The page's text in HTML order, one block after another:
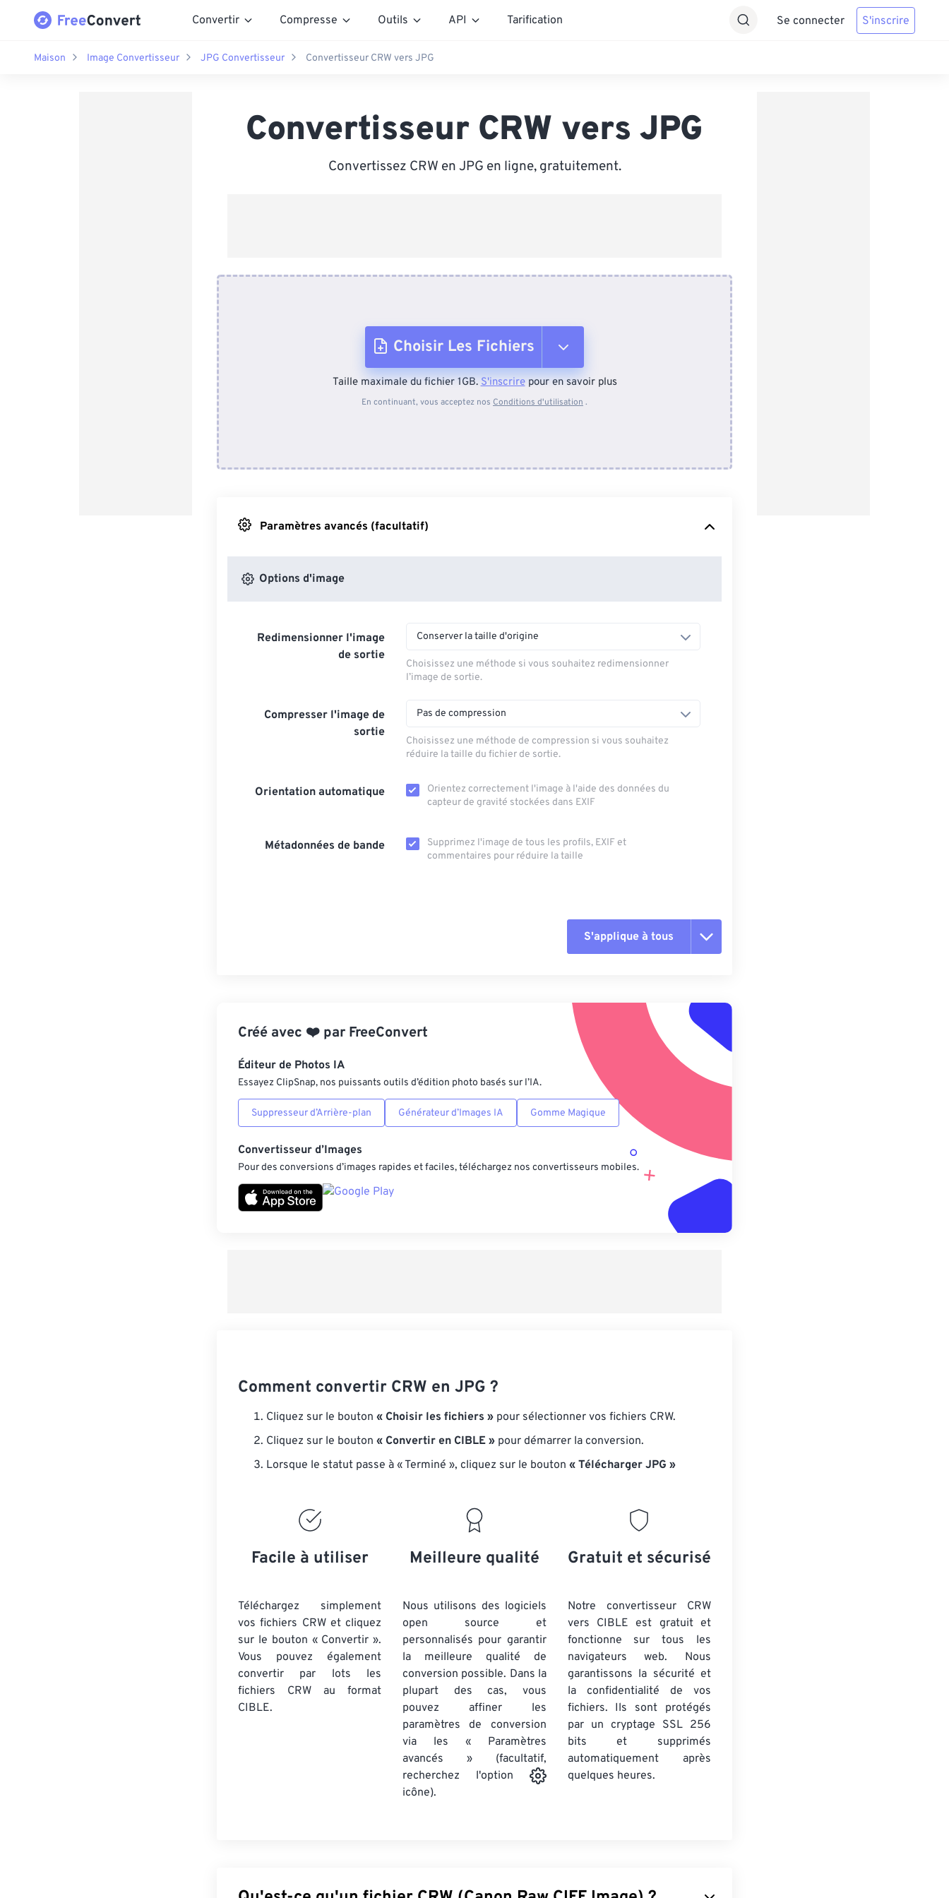
Convertir Compresse Outils API Tarification Se connecter S'inscrire
Maison Image Convertisseur JPG Convertisseur Convertisseur CRW vers JPG
Convertisseur CRW vers JPG
Convertissez CRW en JPG en ligne, gratuitement.
Choisir Les Fichiers
Depuis l'appareil
Taille maximale du fichier 1GB.S'inscrirepour en savoir plus
En continuant, vous acceptez nos Conditions d'utilisation .
Paramètres avancés (facultatif)
Options d'image
Redimensionner l'image
de sortie
Conserver la taille d'origine
Choisissez une méthode si vous souhaitez redimensionner
l’image de sortie.
Compresser l'image de
sortie
Pas de compression
Choisissez une méthode de compression si vous souhaitez
réduire la taille du fichier de sortie.
Orientation automatique
Orientez correctement l'image à l'aide des données du
capteur de gravité stockées dans EXIF
Métadonnées de bande
Supprimez l'image de tous les profils, EXIF ​​et
commentaires pour réduire la taille
S'applique à tous
Appliquer à partir du préréglage
Enregistrer comme préréglage
Créé avec ❤️ par FreeConvert
Éditeur de Photos IA
Essayez ClipSnap, nos puissants outils d’édition photo basés sur l’IA.
Suppresseur d’Arrière-plan Générateur d’Images IA Gomme Magique
Convertisseur d’Images
Pour des conversions d’images rapides et faciles, téléchargez nos convertisseurs mobiles.
Comment convertir CRW en JPG ?
Cliquez sur le bouton « Choisir les fichiers » pour sélectionner vos fichiers CRW.
Cliquez sur le bouton « Convertir en CIBLE » pour démarrer la conversion.
Lorsque le statut passe à « Terminé », cliquez sur le bouton « Télécharger JPG »
Facile à utiliser
Téléchargez simplement
vos fichiers CRW et cliquez
sur le bouton « Convertir ».
Vous pouvez également
convertir par lots les
fichiers CRW au format
CIBLE.
Meilleure qualité
Nous utilisons des logiciels
open source et
personnalisés pour garantir
la meilleure qualité de
conversion possible. Dans la
plupart des cas, vous
pouvez affiner les
paramètres de conversion
via les « Paramètres
avancés » (facultatif,
recherchez l'option
icône).
Gratuit et sécurisé
Notre convertisseur CRW
vers CIBLE est gratuit et
fonctionne sur tous les
navigateurs web. Nous
garantissons la sécurité et
la confidentialité de vos
fichiers. Ils sont protégés
par un cryptage SSL 256
bits et supprimés
automatiquement après
quelques heures.